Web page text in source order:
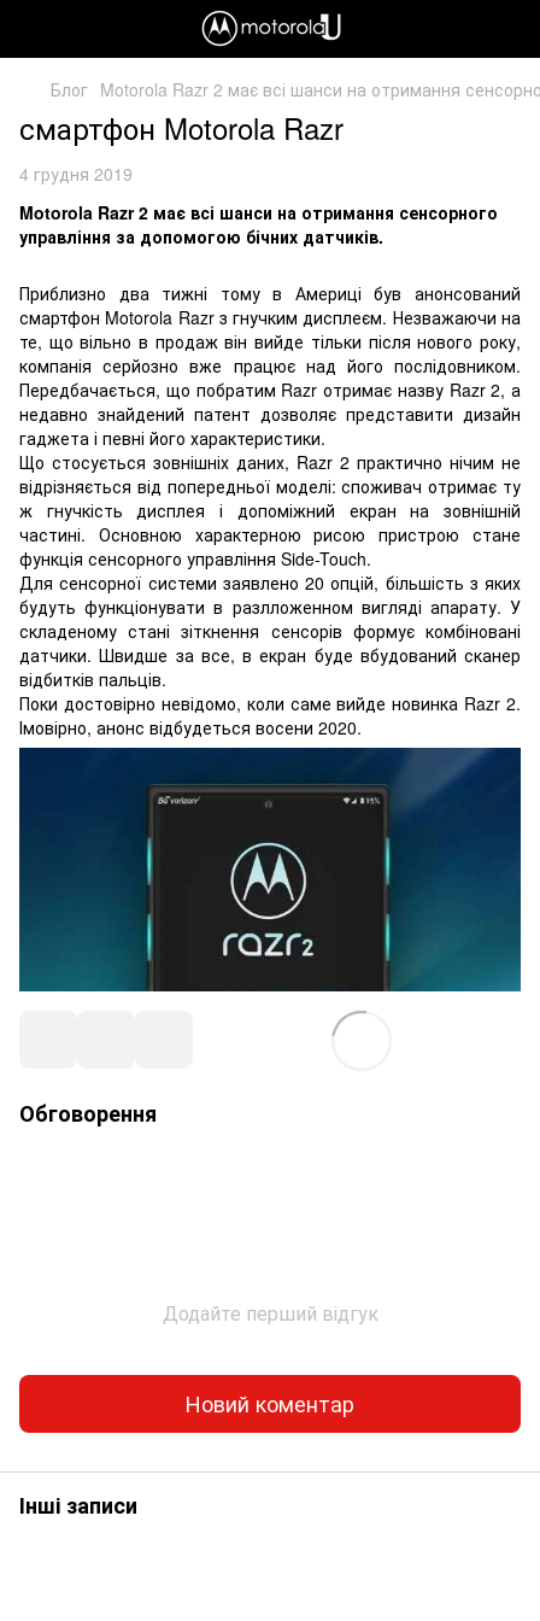
Блог Motorola Razr 2 має всі шанси на отримання
смартфон Motorola Razr
4 грудня 2019
Motorola Razr 2 має всі шанси на отримання сенсорного
управління за допомогою бічних датчиків.
Приблизно два тижні тому в Америці був анонсований
смартфон Motorola Razr з гнучким дисплеєм. Незважаючи на
те, що вільно в продаж він вийде тільки після нового року,
компанія серйозно вже працює над його послідовником.
Передбачається, що побратим Razr отримає назву Razr 2, а
недавно знайдений патент дозволяє представити дизайн
гаджета і певні його характеристики.
Що стосується зовнішніх даних, Razr 2 практично нічим не
відрізняється від попередньої моделі: споживач отримає ту
ж гнучкість дисплея і допоміжний екран на зовнішній
частині. Основною характерною рисою пристрою стане
функція сенсорного управління Side-Touch.
Для сенсорної системи заявлено 20 опцій, більшість з яких
будуть функціонувати в разлложенном вигляді апарату. У
складеному стані зіткнення сенсорів формує комбіновані
датчики. Швидше за все, в екран буде вбудований сканер
відбитків пальців.
Поки достовірно невідомо, коли саме вийде новинка Razr 2.
Імовірно, анонс відбудеться восени 2020.
Обговорення
Додайте перший відгук
Новий коментар
Інші записи